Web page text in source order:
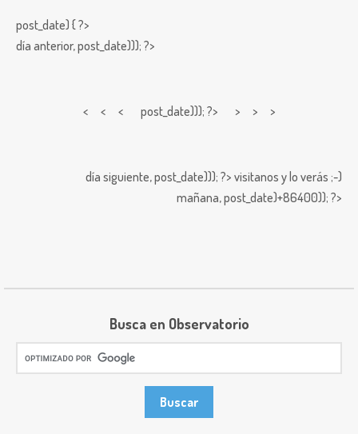
post_date) { ?>
día anterior,post_date))); ?>
< < < post_date))); ?> > > >
día siguiente,post_date))); ?> visitanos y lo verás ;-)
mañana,post_date)+86400)); ?>
Busca en Observatorio